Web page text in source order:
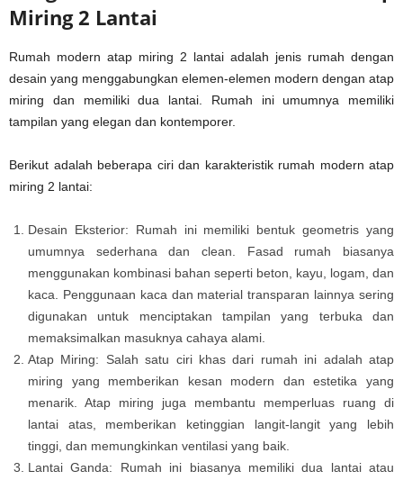
Miring 2 Lantai
Rumah modern atap miring 2 lantai adalah jenis rumah dengan
desain yang menggabungkan elemen-elemen modern dengan atap
miring dan memiliki dua lantai. Rumah ini umumnya memiliki
tampilan yang elegan dan kontemporer.
Berikut adalah beberapa ciri dan karakteristik rumah modern atap
miring 2 lantai:
Desain Eksterior: Rumah ini memiliki bentuk geometris yang
umumnya sederhana dan clean. Fasad rumah biasanya
menggunakan kombinasi bahan seperti beton, kayu, logam, dan
kaca. Penggunaan kaca dan material transparan lainnya sering
digunakan untuk menciptakan tampilan yang terbuka dan
memaksimalkan masuknya cahaya alami.
Atap Miring: Salah satu ciri khas dari rumah ini adalah atap
miring yang memberikan kesan modern dan estetika yang
menarik. Atap miring juga membantu memperluas ruang di
lantai atas, memberikan ketinggian langit-langit yang lebih
tinggi, dan memungkinkan ventilasi yang baik.
Lantai Ganda: Rumah ini biasanya memiliki dua lantai atau